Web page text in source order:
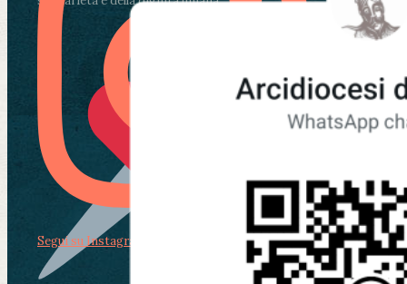
Segui su Instagram